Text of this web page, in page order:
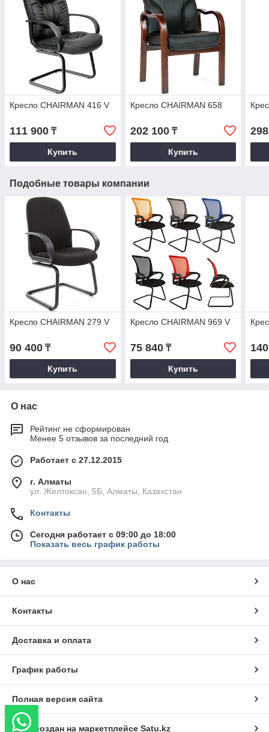
Кресло CHAIRMAN 416 V
111 900 ₸
Купить
Кресло CHAIRMAN 658
202 100₸
Купить
Подобные товары компании
Кресло CHAIRMAN 279 V
90 400 ₸
Купить
Кресло CHAIRMAN 969 V
75 840₸
Купить
О нас
Рейтинг не сформирован
Менее 5 отзывов за последний год
Работает с 27.12.2015
г. Алматы
ул. Желтоксан, 5Б, Алматы, Казахстан
Контакты
Сегодня работает с 09:00 до 18:00
Показать весь график работы
О нас
Контакты
Доставка и оплата
График работы
Полная версия сайта
Сайт создан на маркетплейсе Satu.kz